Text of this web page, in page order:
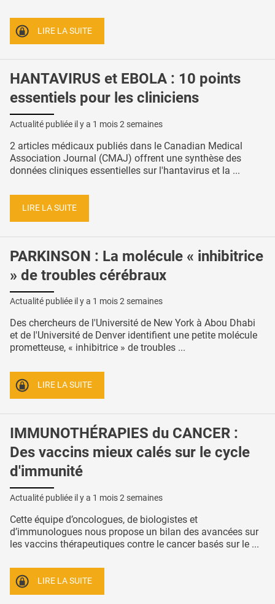
LIRE LA SUITE
HANTAVIRUS et EBOLA : 10 points
essentiels pour les cliniciens
Actualité publiée il y a 1 mois 2 semaines
2 articles médicaux publiés dans le Canadian Medical
Association Journal (CMAJ) offrent une synthèse des
données cliniques essentielles sur l'hantavirus et la ...
LIRE LA SUITE
PARKINSON : La molécule « inhibitrice
» de troubles cérébraux
Actualité publiée il y a 1 mois 2 semaines
Des chercheurs de l'Université de New York à Abou Dhabi
et de l'Université de Denver identifient une petite molécule
prometteuse, « inhibitrice » de troubles ...
LIRE LA SUITE
IMMUNOTHÉRAPIES du CANCER :
Des vaccins mieux calés sur le cycle
d'immunité
Actualité publiée il y a 1 mois 2 semaines
Cette équipe d’oncologues, de biologistes et
d’immunologues nous propose un bilan des avancées sur
les vaccins thérapeutiques contre le cancer basés sur le ...
LIRE LA SUITE